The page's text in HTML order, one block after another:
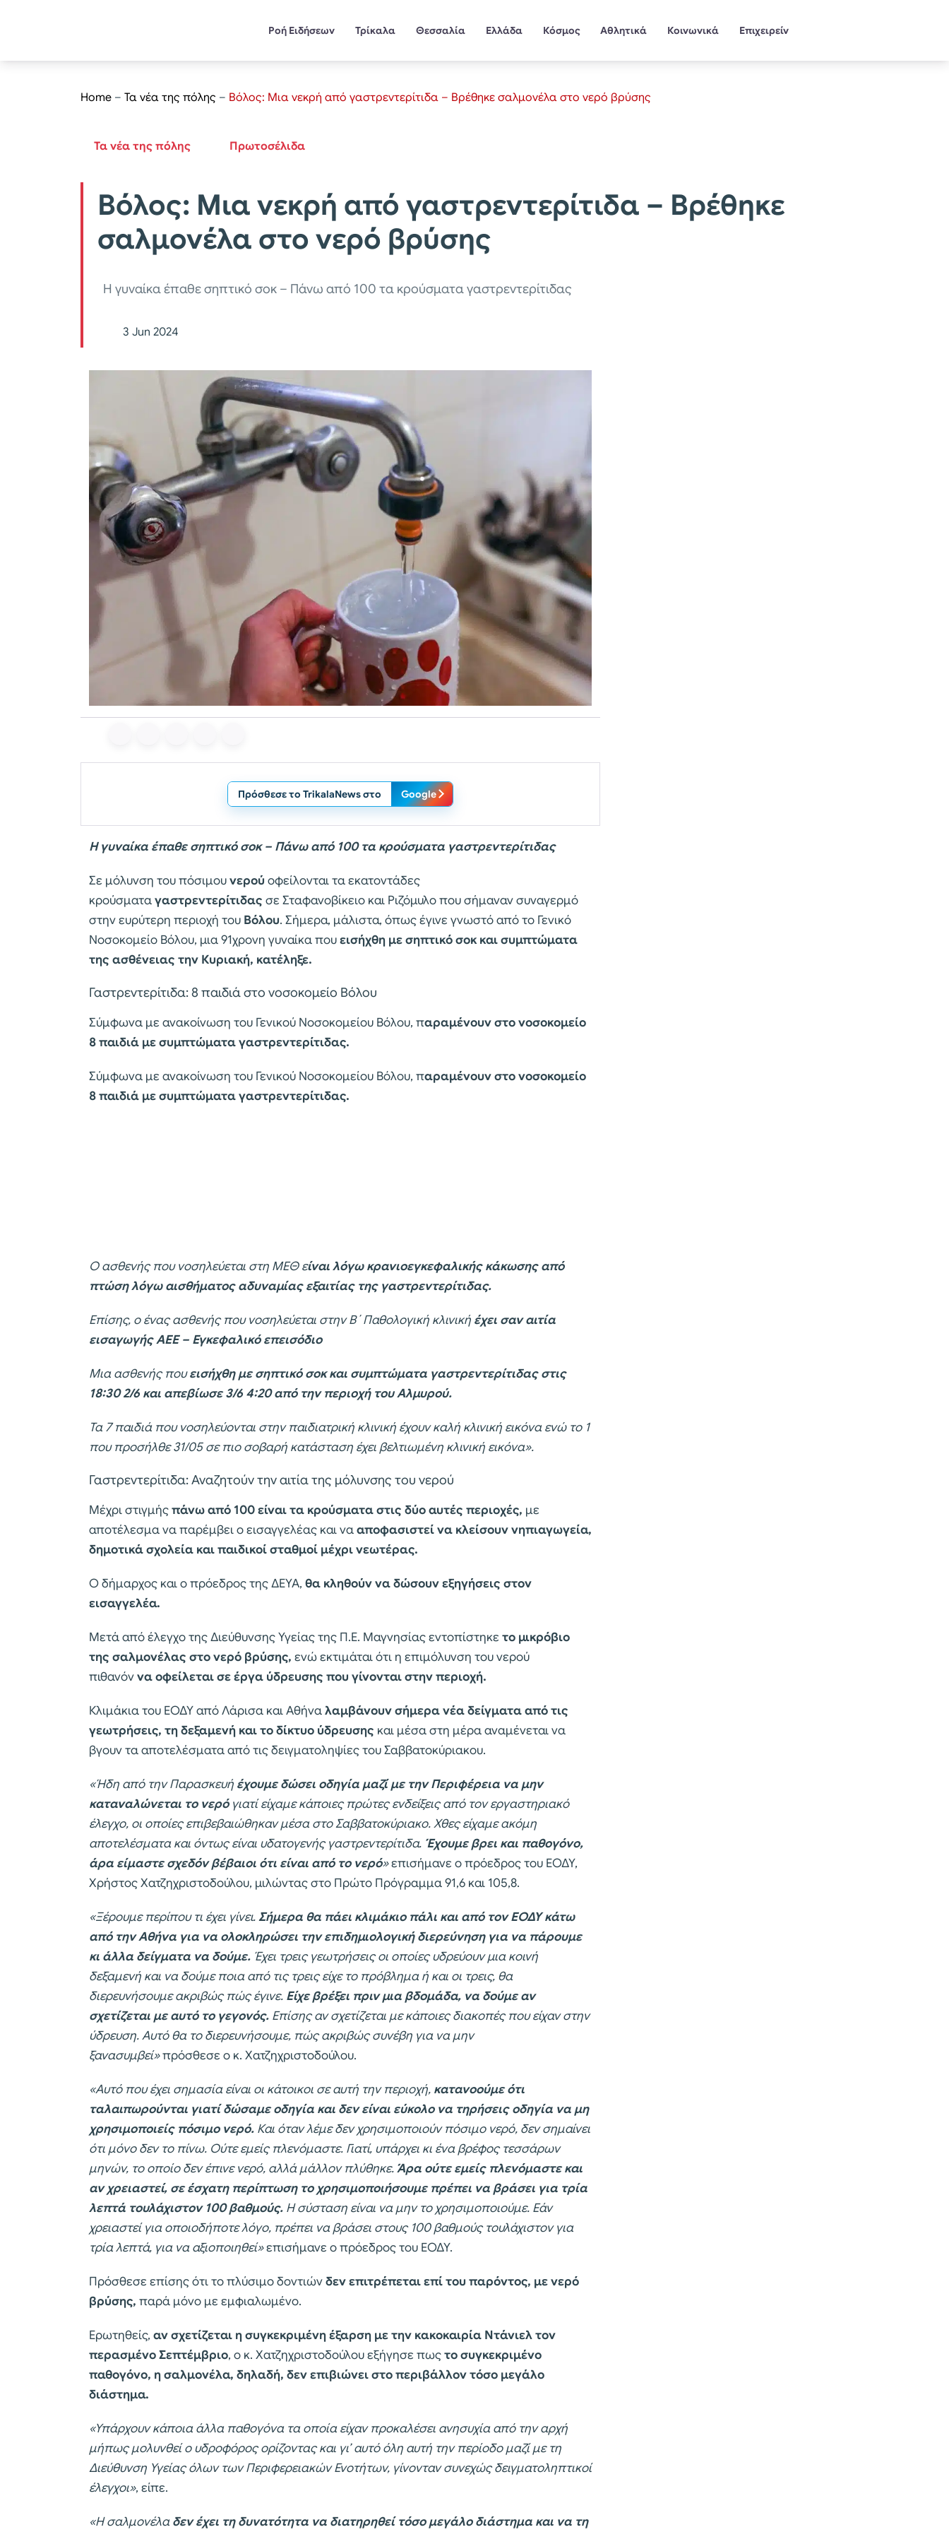
Ροή Ειδήσεων Τρίκαλα Θεσσαλία Ελλάδα Κόσμος Αθλητικά Κοινωνικά Επιχειρείν
Home – Τα νέα της πόλης – Βόλος: Μια νεκρή από γαστρεντερίτιδα – Βρέθηκε σαλμονέλα στο νερό βρύσης
Τα νέα της πόλης Πρωτοσέλιδα
Βόλος: Μια νεκρή από γαστρεντερίτιδα – Βρέθηκε
σαλμονέλα στο νερό βρύσης
Η γυναίκα έπαθε σηπτικό σοκ – Πάνω από 100 τα κρούσματα γαστρεντερίτιδας
3 Jun 2024
Πρόσθεσε το TrikalaNews στο Google
Η γυναίκα έπαθε σηπτικό σοκ – Πάνω από 100 τα κρούσματα γαστρεντερίτιδας
Σε μόλυνση του πόσιμουνερού οφείλονται τα εκατοντάδες
κρούσματαγαστρεντερίτιδας σε Σταφανοβίκειο και Ριζόμυλο που σήμαναν συναγερμό
στην ευρύτερη περιοχή του Βόλου. Σήμερα, μάλιστα, όπως έγινε γνωστό από το Γενικό
Νοσοκομείο Βόλου, μια 91χρονη γυναίκα πουεισήχθη με σηπτικό σοκ και συμπτώματα
της ασθένειας την Κυριακή, κατέληξε.
Γαστρεντερίτιδα: 8 παιδιά στο νοσοκομείο Βόλου
Σύμφωνα με ανακοίνωση του Γενικού Νοσοκομείου Βόλου, παραμένουν στο νοσοκομείο
8 παιδιά με συμπτώματα γαστρεντερίτιδας.
Σύμφωνα με ανακοίνωση του Γενικού Νοσοκομείου Βόλου, παραμένουν στο νοσοκομείο
8 παιδιά με συμπτώματα γαστρεντερίτιδας.
Ο ασθενής που νοσηλεύεται στη ΜΕΘ είναι λόγω κρανιοεγκεφαλικής κάκωσης από
πτώση λόγω αισθήματος αδυναμίας εξαιτίας της γαστρεντερίτιδας.
Επίσης, ο ένας ασθενής που νοσηλεύεται στην Β΄ Παθολογική κλινική έχει σαν αιτία
εισαγωγής ΑΕΕ – Εγκεφαλικό επεισόδιο
Μια ασθενής πουεισήχθη με σηπτικό σοκ και συμπτώματα γαστρεντερίτιδας στις
18:30 2/6 και απεβίωσε 3/6 4:20 από την περιοχή του Αλμυρού.
Τα 7 παιδιά που νοσηλεύονται στην παιδιατρική κλινική έχουν καλή κλινική εικόνα ενώ το 1
που προσήλθε 31/05 σε πιο σοβαρή κατάσταση έχει βελτιωμένη κλινική εικόνα».
Γαστρεντερίτιδα: Αναζητούν την αιτία της μόλυνσης του νερού
Μέχρι στιγμήςπάνω από 100 είναι τα κρούσματα στις δύο αυτές περιοχές, με
αποτέλεσμα να παρέμβει ο εισαγγελέας και νααποφασιστεί να κλείσουν νηπιαγωγεία,
δημοτικά σχολεία και παιδικοί σταθμοί μέχρι νεωτέρας.
Ο δήμαρχος και ο πρόεδρος της ΔΕΥΑ, θα κληθούν να δώσουν εξηγήσεις στον
εισαγγελέα.
Μετά από έλεγχο της Διεύθυνσης Υγείας της Π.Ε. Μαγνησίας εντοπίστηκε το μικρόβιο
της σαλμονέλας στο νερό βρύσης, ενώ εκτιμάται ότι η επιμόλυνση του νερού
πιθανόννα οφείλεται σε έργα ύδρευσης που γίνονται στην περιοχή.
Κλιμάκια του ΕΟΔΥ από Λάρισα και Αθήναλαμβάνουν σήμερα νέα δείγματα από τις
γεωτρήσεις, τη δεξαμενή και το δίκτυο ύδρευσης και μέσα στη μέρα αναμένεται να
βγουν τα αποτελέσματα από τις δειγματοληψίες του Σαββατοκύριακου.
«Ήδη από την Παρασκευή έχουμε δώσει οδηγία μαζί με την Περιφέρεια να μην
καταναλώνεται το νερόγιατί είχαμε κάποιες πρώτες ενδείξεις από τον εργαστηριακό
έλεγχο, οι οποίες επιβεβαιώθηκαν μέσα στο Σαββατοκύριακο. Χθες είχαμε ακόμη
αποτελέσματα και όντως είναι υδατογενής γαστρεντερίτιδα. Έχουμε βρει και παθογόνο,
άρα είμαστε σχεδόν βέβαιοι ότι είναι από το νερό»επισήμανε ο πρόεδρος του ΕΟΔΥ,
Χρήστος Χατζηχριστοδούλου, μιλώντας στο Πρώτο Πρόγραμμα 91,6 και 105,8.
«Ξέρουμε περίπου τι έχει γίνει.Σήμερα θα πάει κλιμάκιο πάλι και από τον ΕΟΔΥ κάτω
από την Αθήνα για να ολοκληρώσει την επιδημιολογική διερεύνηση για να πάρουμε
κι άλλα δείγματα να δούμε. Έχει τρεις γεωτρήσεις οι οποίες υδρεύουν μια κοινή
δεξαμενή και να δούμε ποια από τις τρεις είχε το πρόβλημα ή και οι τρεις, θα
διερευνήσουμε ακριβώς πώς έγινε. Είχε βρέξει πριν μια βδομάδα, να δούμε αν
σχετίζεται με αυτό το γεγονός. Επίσης αν σχετίζεται με κάποιες διακοπές που είχαν στην
ύδρευση. Αυτό θα το διερευνήσουμε, πώς ακριβώς συνέβη για να μην
ξανασυμβεί»πρόσθεσε ο κ. Χατζηχριστοδούλου.
«Αυτό που έχει σημασία είναι οι κάτοικοι σε αυτή την περιοχή, κατανοούμε ότι
ταλαιπωρούνται γιατί δώσαμε οδηγία και δεν είναι εύκολο να τηρήσεις οδηγία να μη
χρησιμοποιείς πόσιμο νερό. Και όταν λέμε δεν χρησιμοποιούν πόσιμο νερό, δεν σημαίνει
ότι μόνο δεν το πίνω. Ούτε εμείς πλενόμαστε. Γιατί, υπάρχει κι ένα βρέφος τεσσάρων
μηνών, το οποίο δεν έπινε νερό, αλλά μάλλον πλύθηκε.Άρα ούτε εμείς πλενόμαστε και
αν χρειαστεί, σε έσχατη περίπτωση το χρησιμοποιήσουμε πρέπει να βράσει για τρία
λεπτά τουλάχιστον 100 βαθμούς. Η σύσταση είναι να μην το χρησιμοποιούμε. Εάν
χρειαστεί για οποιοδήποτε λόγο, πρέπει να βράσει στους 100 βαθμούς τουλάχιστον για
τρία λεπτά, για να αξιοποιηθεί»επισήμανε ο πρόεδρος του ΕΟΔΥ.
Πρόσθεσε επίσης ότι το πλύσιμο δοντιώνδεν επιτρέπεται επί του παρόντος, με νερό
βρύσης, παρά μόνο με εμφιαλωμένο.
Ερωτηθείς, αν σχετίζεται η συγκεκριμένη έξαρση με την κακοκαιρία Ντάνιελ τον
περασμένο Σεπτέμβριο, ο κ. Χατζηχριστοδούλου εξήγησε πωςτο συγκεκριμένο
παθογόνο, η σαλμονέλα, δηλαδή, δεν επιβιώνει στο περιβάλλον τόσο μεγάλο
διάστημα.
«Υπάρχουν κάποια άλλα παθογόνα τα οποία είχαν προκαλέσει ανησυχία από την αρχή
μήπως μολυνθεί ο υδροφόρος ορίζοντας και γι’ αυτό όλη αυτή την περίοδο μαζί με τη
Διεύθυνση Υγείας όλων των Περιφερειακών Ενοτήτων, γίνονταν συνεχώς δειγματοληπτικοί
έλεγχοι», είπε.
«Η σαλμονέλαδεν έχει τη δυνατότητα να διατηρηθεί τόσο μεγάλο διάστημα και να τη